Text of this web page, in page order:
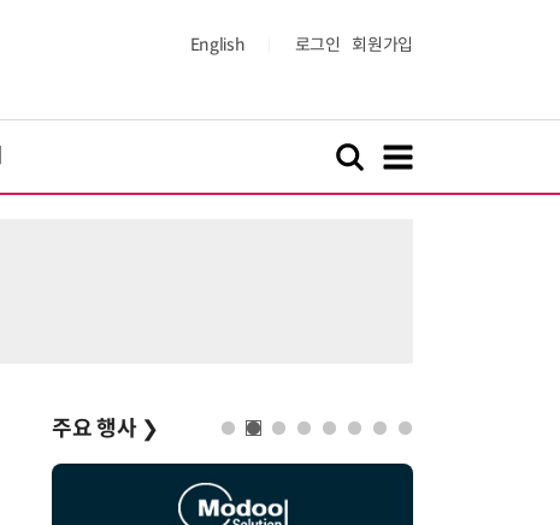
English 로그인 회원가입
주요 행사 ❯